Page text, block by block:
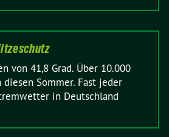
von 41,8 Grad. Über 10.000
Sommer. Fast jeder
in Deutschland